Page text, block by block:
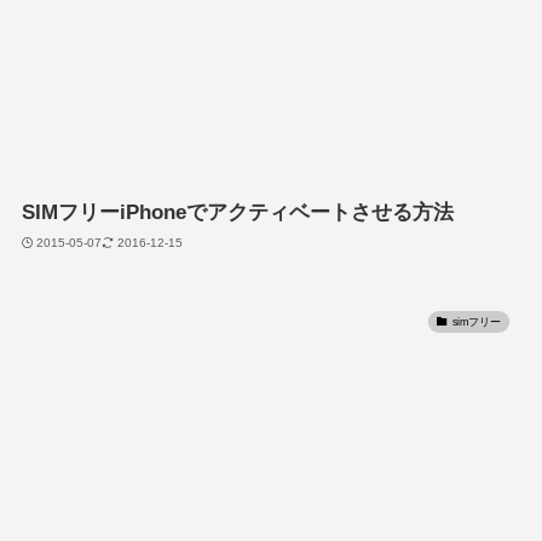
SIMフリーiPhoneでアクティベートさせる方法
2015-05-07 2016-12-15
simフリー